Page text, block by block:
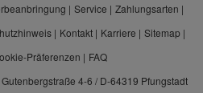
Service
Zahlungsarten
Kontakt Karriere
Sitemap
Präferenzen
FAQ
4-6 / D-64319 Pfungstadt